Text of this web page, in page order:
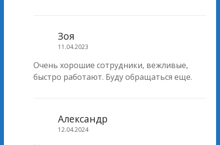
Зоя
11.04.2023
Очень хорошие сотрудники, вежливые,
быстро работают. Буду обращаться еще.
Александр
12.04.2024